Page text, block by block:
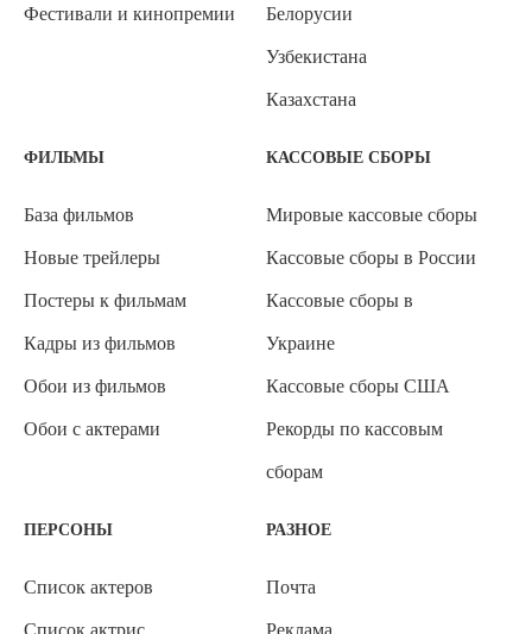
Фестивали и кинопремии Белорусии
Узбекистана
Казахстана
ФИЛЬМЫ
База фильмов
Новые трейлеры
Постеры к фильмам
Кадры из фильмов
Обои из фильмов
Обои с актерами
КАССОВЫЕ СБОРЫ
Мировые кассовые сборы
Кассовые сборы в России
Кассовые сборы в
Украине
Кассовые сборы США
Рекорды по кассовым
сборам
ПЕРСОНЫ
Список актеров
Список актрис
РАЗНОЕ
Почта
Реклама